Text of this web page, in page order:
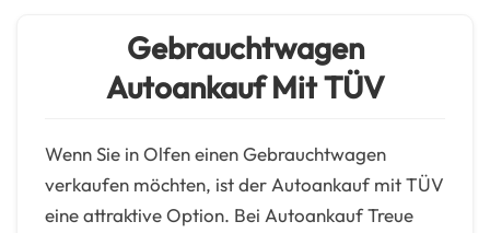
Gebrauchtwagen
Autoankauf Mit TÜV
Wenn Sie in Olfen einen Gebrauchtwagen
verkaufen möchten, ist der Autoankauf mit TÜV
eine attraktive Option. Bei Autoankauf Treue